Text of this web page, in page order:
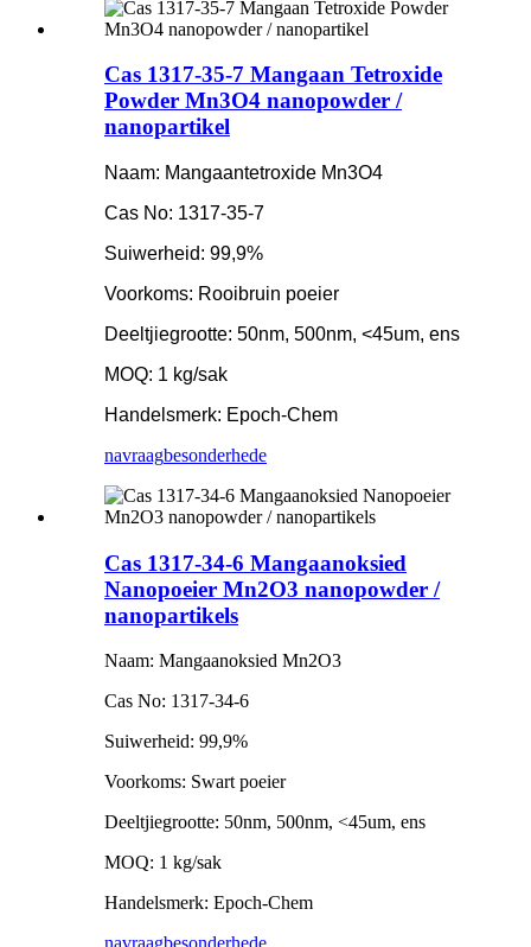
Cas 1317-35-7 Mangaan Tetroxide
Powder Mn3O4 nanopowder /
nanopartikel
Naam: Mangaantetroxide Mn3O4
Cas No: 1317-35-7
Suiwerheid: 99,9%
Voorkoms: Rooibruin poeier
Deeltjiegrootte: 50nm, 500nm, <45um, ens
MOQ: 1 kg/sak
Handelsmerk: Epoch-Chem
navraagbesonderhede
Cas 1317-34-6 Mangaanoksied
Nanopoeier Mn2O3 nanopowder /
nanopartikels
Naam: Mangaanoksied Mn2O3
Cas No: 1317-34-6
Suiwerheid: 99,9%
Voorkoms: Swart poeier
Deeltjiegrootte: 50nm, 500nm, <45um, ens
MOQ: 1 kg/sak
Handelsmerk: Epoch-Chem